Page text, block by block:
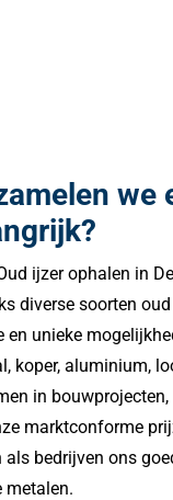
we
ijzer ophalen in
diverse soorten
unieke
koper, aluminium,
in
marktconforme
bedrijven ons
metalen.